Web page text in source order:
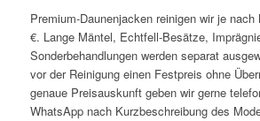
Premium-Daunenjacken reinigen wir je
€. Lange Mäntel, Echtfell-Besätze,
Sonderbehandlungen werden separat
vor der Reinigung einen Festpreis ohne
genaue Preisauskunft geben wir gerne
WhatsApp nach Kurzbeschreibung des